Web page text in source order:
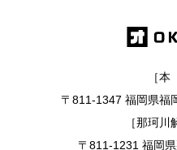
［
〒811-1347 福岡県福
［那珂川
〒811-1231 福岡